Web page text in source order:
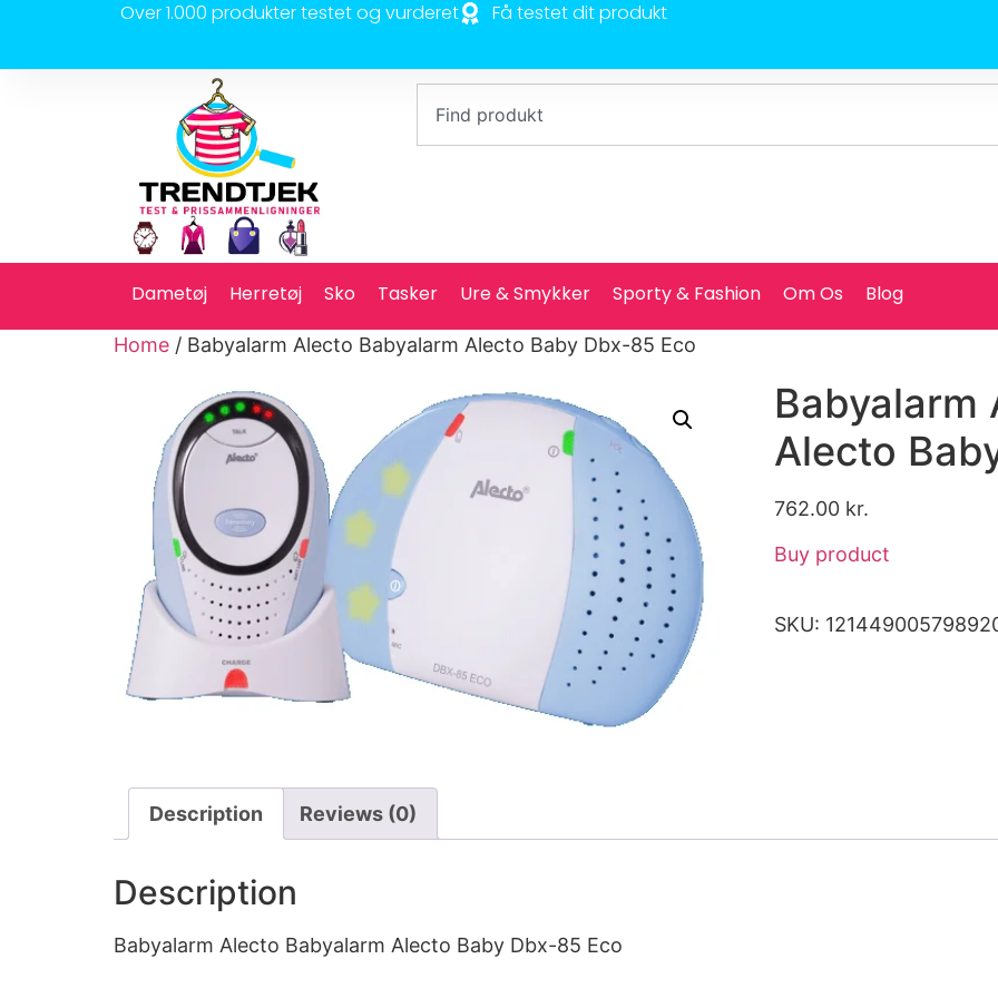
Over 1.000 produkter testet og vurderet Få testet dit produkt
Dametøj Herretøj Sko Tasker Ure & Smykker Sporty & Fashion Om Os Blog
Home / Babyalarm Alecto Babyalarm Alecto Baby Dbx-85 Eco
Babyalarm
Alecto
762.00 kr.
Buy product
SKU:
Description Reviews (0)
Description
Babyalarm Alecto Babyalarm Alecto Baby Dbx-85 Eco